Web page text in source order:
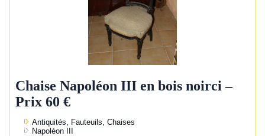
Chaise Napoléon III en bois noirci –
Prix 60 €
Antiquités, Fauteuils, Chaises
Napoléon III